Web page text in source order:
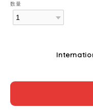
数量